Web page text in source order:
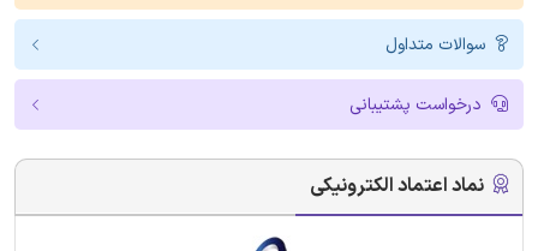
سوالات متداول
درخواست پشتیبانی
نماد اعتماد الکترونیکی